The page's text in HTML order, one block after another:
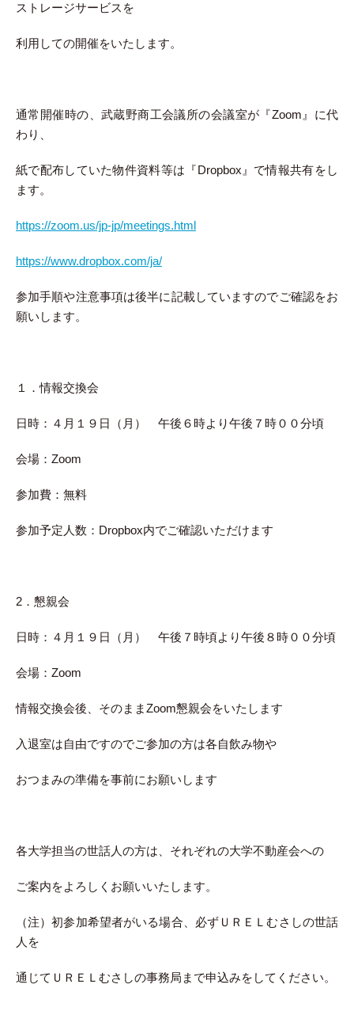
ストレージサービスを
利用しての開催をいたします。
通常開催時の、武蔵野商工会議所の会議室が『Zoom』に代
わり、
紙で配布していた物件資料等は『Dropbox』で情報共有をし
ます。
https://zoom.us/jp-jp/meetings.html
https://www.dropbox.com/ja/
参加手順や注意事項は後半に記載していますのでご確認をお
願いします。
１．情報交換会
日時：４月１９日（月） 午後６時より午後７時００分頃
会場：Zoom
参加費：無料
参加予定人数：Dropbox内でご確認いただけます
2．懇親会
日時：４月１９日（月） 午後７時頃より午後８時００分頃
会場：Zoom
情報交換会後、そのままZoom懇親会をいたします
入退室は自由ですのでご参加の方は各自飲み物や
おつまみの準備を事前にお願いします
各大学担当の世話人の方は、それぞれの大学不動産会への
ご案内をよろしくお願いいたします。
（注）初参加希望者がいる場合、必ずＵＲＥＬむさしの世話
人を
通じてＵＲＥＬむさしの事務局まで申込みをしてください。